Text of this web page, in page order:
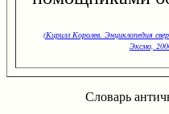
(Кирилл Королев. Энциклопедия
Эксмо,
Словарь